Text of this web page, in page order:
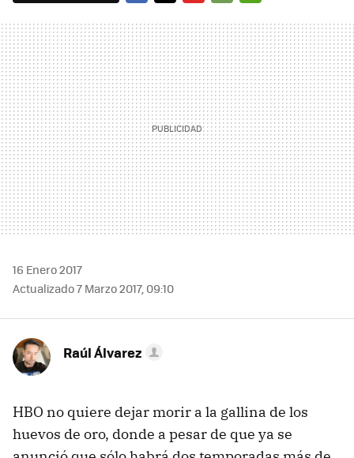
MAIL
16 Enero 2017
Actualizado 7 Marzo 2017, 09:10
Raúl Álvarez
HBO no quiere dejar morir a la gallina de los
huevos de oro, donde a pesar de que ya se